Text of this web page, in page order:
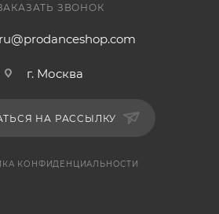
ЗВОНОК
г. Москва
НА РАССЫЛКУ
КОНФИДЕНЦИАЛЬНОСТИ